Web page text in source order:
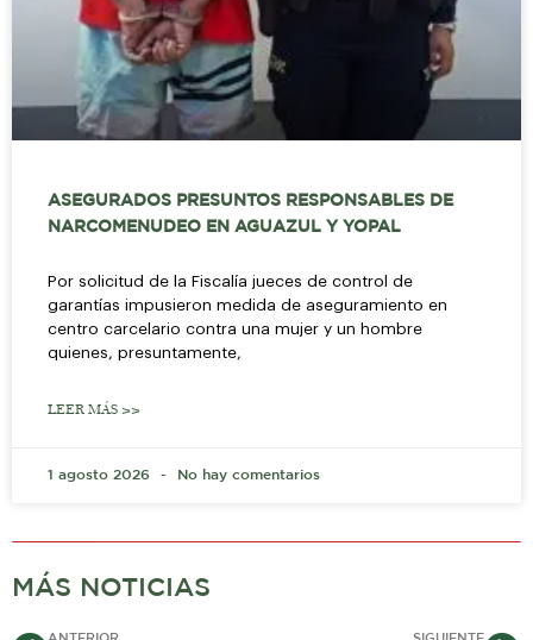
ASEGURADOS PRESUNTOS RESPONSABLES DE
NARCOMENUDEO EN AGUAZUL Y YOPAL
Por solicitud de la Fiscalía jueces de control de
garantías impusieron medida de aseguramiento en
centro carcelario contra una mujer y un hombre
quienes, presuntamente,
LEER MÁS >>
1 agosto 2026 No hay comentarios
MÁS NOTICIAS